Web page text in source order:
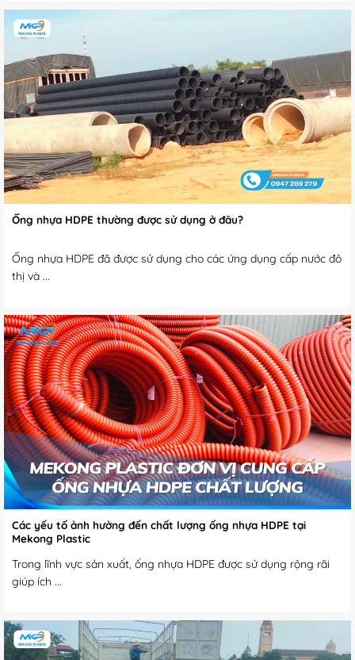
Ống nhựa HDPE thường được sử dụng ở đâu?
Ống nhựa HDPE đã được sử dụng cho các ứng dụng cấp nước đô
thị và ...
Các yếu tố ảnh hưởng đến chất lượng ống nhựa HDPE tại
Mekong Plastic
Trong lĩnh vực sản xuất, ống nhựa HDPE được sử dụng rộng rãi
giúp ích ...